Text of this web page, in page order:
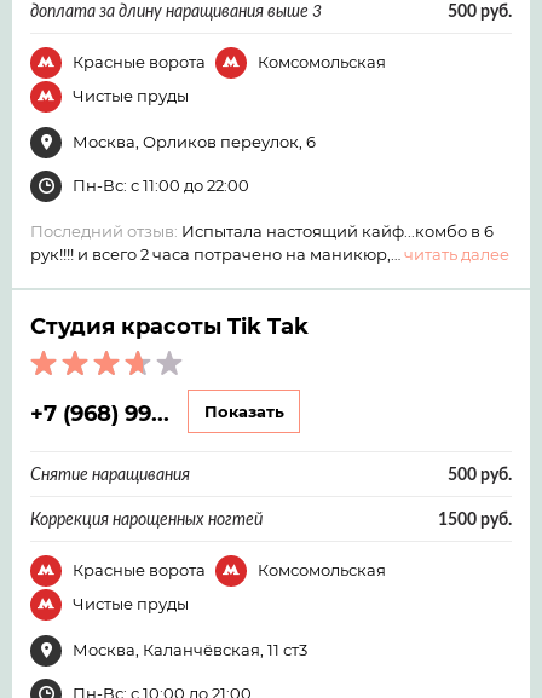
доплата за длину наращивания выше 3 500 руб.
Красные ворота
Комсомольская
Чистые пруды
Москва, Орликов переулок, 6
Пн-Вс: с 11:00 до 22:00
Последний отзыв: Испытала настоящий кайф...комбо в 6
рук!!!! и всего 2 часа потрачено на маникюр,…читать далее
Студия красоты Tik Tak
+7 (968) 99... Показать
Снятие наращивания 500 руб.
Коррекция нарощенных ногтей 1500 руб.
Красные ворота
Комсомольская
Чистые пруды
Москва, Каланчёвская, 11 ст3
Пн-Вс: с 10:00 до 21:00